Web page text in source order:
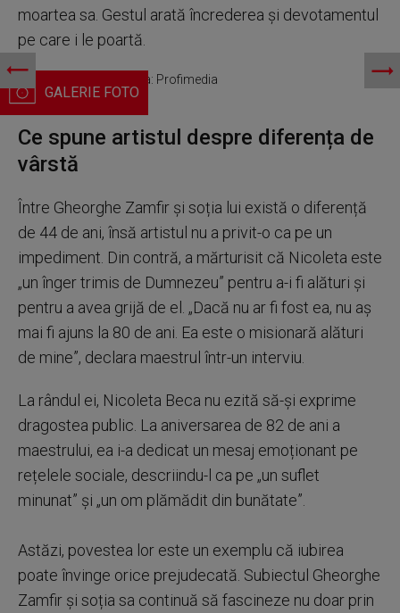
moartea sa. Gestul arată încrederea și devotamentul
pe care i le poartă.
Gheorghe Zamfir, sursa: Profimedia
Ce spune artistul despre diferența de
vârstă
Între Gheorghe Zamfir și soția lui există o diferență
de 44 de ani, însă artistul nu a privit-o ca pe un
impediment. Din contră, a mărturisit că Nicoleta este
„un înger trimis de Dumnezeu” pentru a-i fi alături și
pentru a avea grijă de el. „Dacă nu ar fi fost ea, nu aș
mai fi ajuns la 80 de ani. Ea este o misionară alături
de mine”, declara maestrul într-un interviu.
La rândul ei, Nicoleta Beca nu ezită să-și exprime
dragostea public. La aniversarea de 82 de ani a
maestrului, ea i-a dedicat un mesaj emoționant pe
rețelele sociale, descriindu-l ca pe „un suflet
minunat” și „un om plămădit din bunătate”.
Astăzi, povestea lor este un exemplu că iubirea
poate învinge orice prejudecată. Subiectul Gheorghe
Zamfir și soția sa continuă să fascineze nu doar prin